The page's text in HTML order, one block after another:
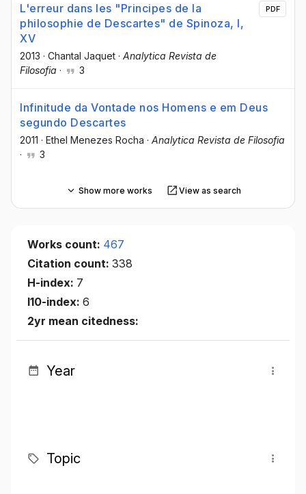
L'erreur dans les "Principes de la
philosophie de Descartes" de Spinoza, I,
XV
2013 · Chantal Jaquet · Analytica Revista de
Filosofia · 3
PDF
Infinitude da Vontade nos Homens e em Deus
segundo Descartes
2011 · Ethel Menezes Rocha · Analytica Revista de Filosofia
·
3
Show more works View as search
Works count: 467
Citation count: 338
H-index: 7
I10-index: 6
2yr mean citedness:
Year
Topic